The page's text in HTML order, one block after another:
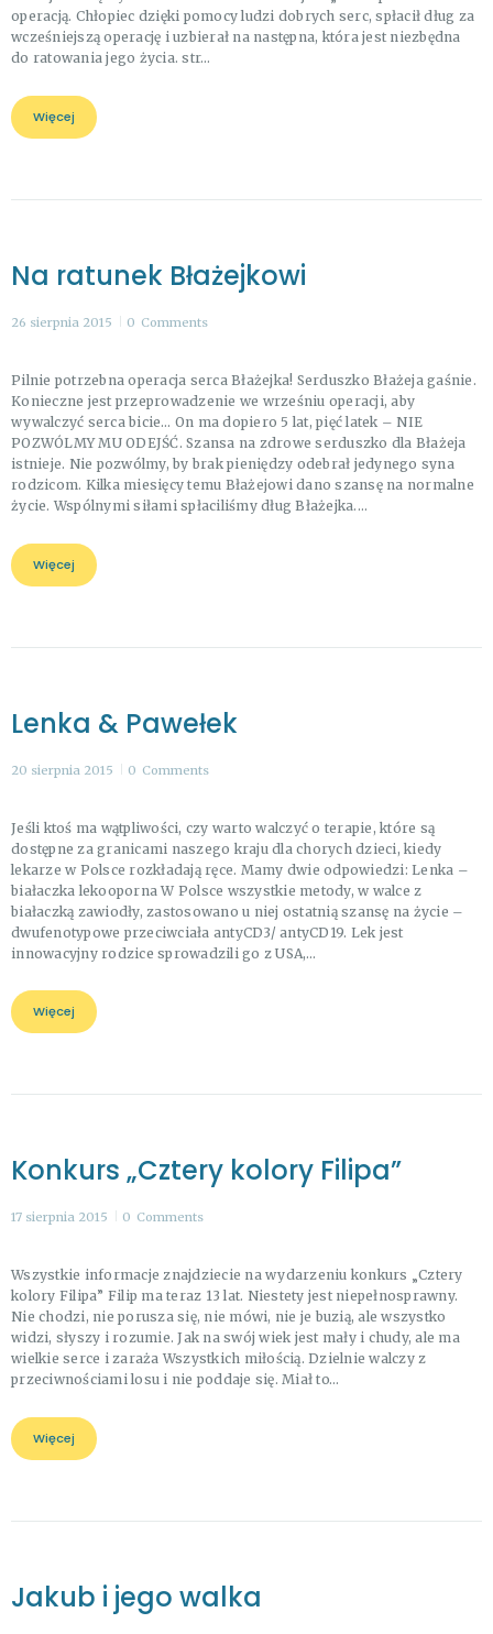
operacją. Chłopiec dzięki pomocy ludzi dobrych serc, spłacił dług za
wcześniejszą operację i uzbierał na następna, która jest niezbędna
do ratowania jego życia. str…
Więcej
Na ratunek Błażejkowi
26 sierpnia 2015 0 Comments
Pilnie potrzebna operacja serca Błażejka! Serduszko Błażeja gaśnie.
Konieczne jest przeprowadzenie we wrześniu operacji, aby
wywalczyć serca bicie… On ma dopiero 5 lat, pięć latek – NIE
POZWÓLMY MU ODEJŚĆ. Szansa na zdrowe serduszko dla Błażeja
istnieje. Nie pozwólmy, by brak pieniędzy odebrał jedynego syna
rodzicom. Kilka miesięcy temu Błażejowi dano szansę na normalne
życie. Wspólnymi siłami spłaciliśmy dług Błażejka.…
Więcej
Lenka & Pawełek
20 sierpnia 2015 0 Comments
Jeśli ktoś ma wątpliwości, czy warto walczyć o terapie, które są
dostępne za granicami naszego kraju dla chorych dzieci, kiedy
lekarze w Polsce rozkładają ręce. Mamy dwie odpowiedzi: Lenka –
białaczka lekooporna W Polsce wszystkie metody, w walce z
białaczką zawiodły, zastosowano u niej ostatnią szansę na życie –
dwufenotypowe przeciwciała antyCD3/ antyCD19. Lek jest
innowacyjny rodzice sprowadzili go z USA,…
Więcej
Konkurs „Cztery kolory Filipa”
17 sierpnia 2015 0 Comments
Wszystkie informacje znajdziecie na wydarzeniu konkurs „Cztery
kolory Filipa” Filip ma teraz 13 lat. Niestety jest niepełnosprawny.
Nie chodzi, nie porusza się, nie mówi, nie je buzią, ale wszystko
widzi, słyszy i rozumie. Jak na swój wiek jest mały i chudy, ale ma
wielkie serce i zaraża Wszystkich miłością. Dzielnie walczy z
przeciwnościami losu i nie poddaje się. Miał to…
Więcej
Jakub i jego walka